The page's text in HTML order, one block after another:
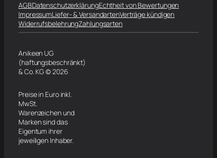
AGBDatenschutzerklärungEchtheit von Bewertungen
ImpressumLiefer- & VersandartenVerträge kündigen
WiderrufsbelehrungZahlungsarten
Anikeen UG
(haftungsbeschränkt)
& Co. KG © 2026
Preise in Euro inkl.
MwSt.
Warenzeichen und
Marken sind das
Eigentum ihrer
jeweiligen Inhaber.